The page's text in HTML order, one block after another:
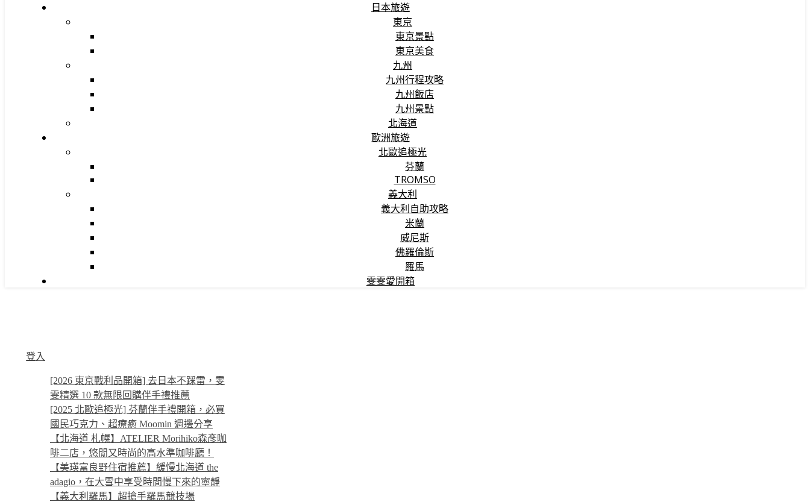
日本旅遊
東京
東京景點
東京美食
九州
九州行程攻略
九州飯店
九州景點
北海道
歐洲旅遊
北歐追極光
芬蘭
TROMSO
義大利
義大利自助攻略
米蘭
威尼斯
佛羅倫斯
羅馬
雯雯愛開箱
登入
[2026 東京戰利品開箱] 去日本不踩雷，雯
雯精選 10 款無限回購伴手禮推薦
[2025 北歐追極光] 芬蘭伴手禮開箱，必買
國民巧克力、超療癒 Moomin 週邊分享
【北海道 札幌】ATELIER Morihiko森彥咖
啡二店，悠閒又時尚的高水準咖啡廳！
【美瑛富良野住宿推薦】緩慢北海道 the
adagio，在大雪中享受時間慢下來的寧靜
【義大利羅馬】超搶手羅馬競技場